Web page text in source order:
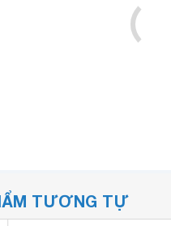
TƯƠNG TỰ